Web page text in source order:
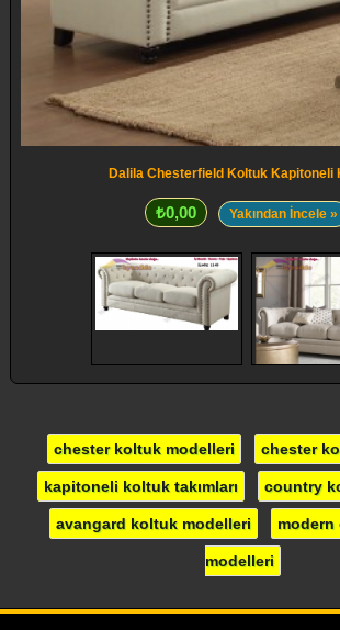
Dalila Chesterfield Koltuk Kapitoneli
₺0,00 Yakından İncele »
chester koltuk modelleri chester
kapitoneli koltuk takımları country
avangard koltuk modelleri
modelleri